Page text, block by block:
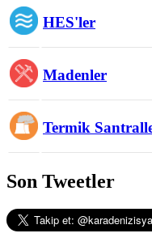
HES'ler
Madenler
Termik
Son Tweetler